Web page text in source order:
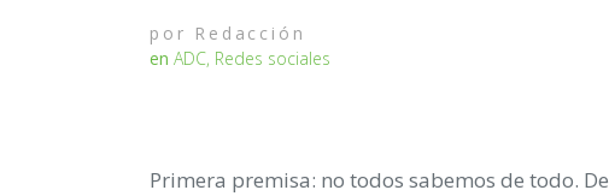
por Redacción
en ADC, Redes sociales
Primera premisa: no todos sabemos de todo. De